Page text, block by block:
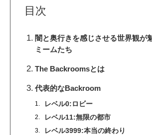
目次
闇と奥行きを感じさせる世界観が
ミームたち
The Backroomsとは
代表的なBackroom
レベル0:ロビー
レベル11:無限の都市
レベル3999:本当の終わり